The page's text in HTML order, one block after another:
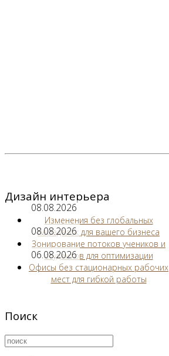
Дизайн интерьера
08.08.2026
Изменения без глобальных
переделок для вашего бизнеса
08.08.2026
Зонирование потоков учеников и
студентов для оптимизации
06.08.2026
Офисы без стационарных рабочих
мест для гибкой работы
Поиск